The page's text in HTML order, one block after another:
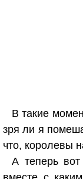
В такие
зря ли я
что, королевы
А теперь